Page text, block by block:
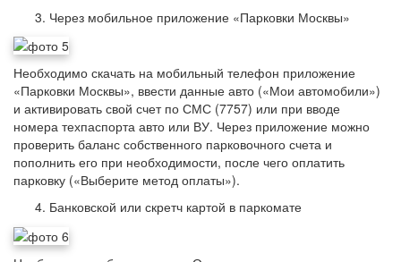
Через мобильное приложение «Парковки Москвы»
Необходимо скачать на мобильный телефон приложение
«Парковки Москвы», ввести данные авто («Мои автомобили»)
и активировать свой счет по СМС (7757) или при вводе
номера техпаспорта авто или ВУ. Через приложение можно
проверить баланс собственного парковочного счета и
пополнить его при необходимости, после чего оплатить
парковку («Выберите метод оплаты»).
Банковской или скретч картой в паркомате